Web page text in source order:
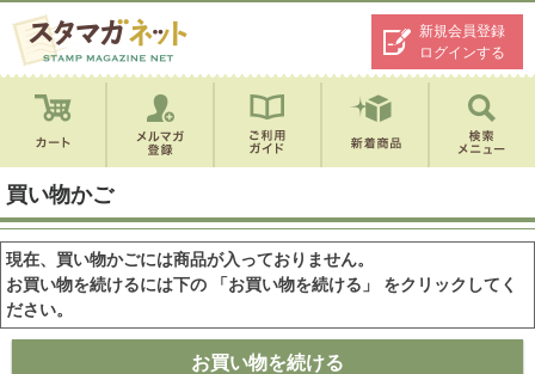
新規会員登録
ログインする
買い物かご
現在、買い物かごには商品が入っておりません。
お買い物を続けるには下の 「お買い物を続ける」 をクリックしてく
ださい。